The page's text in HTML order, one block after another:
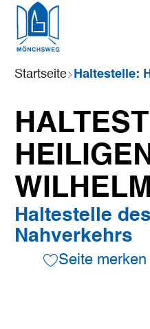
Sie
sind
Startseite
Haltestelle
Nahverkehrs
Seite merken